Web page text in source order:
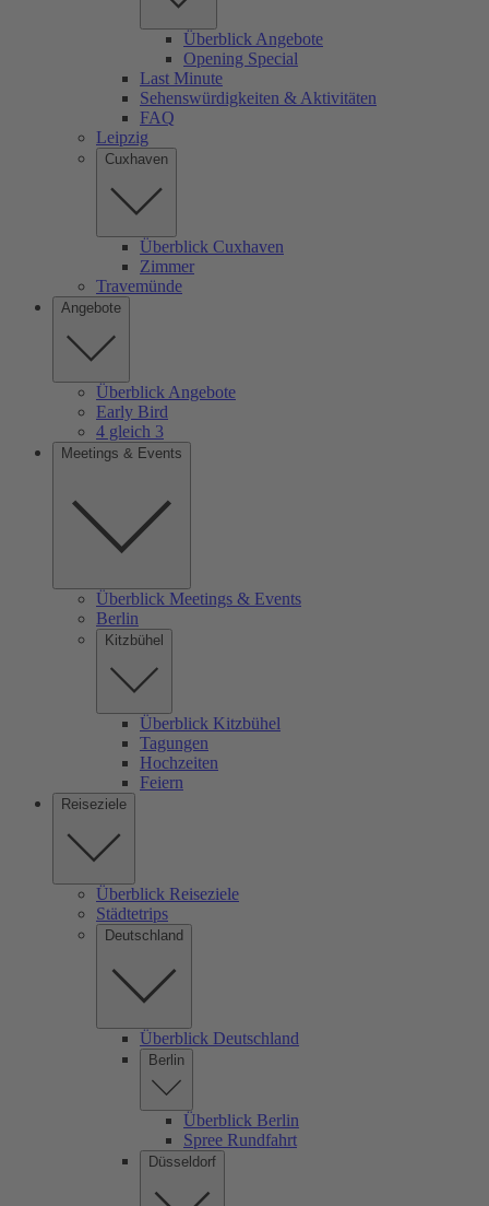
Überblick Angebote
Opening Special
Last Minute
Sehenswürdigkeiten & Aktivitäten
FAQ
Leipzig
Cuxhaven
Überblick Cuxhaven
Zimmer
Travemünde
Angebote
Überblick Angebote
Early Bird
4 gleich 3
Meetings & Events
Überblick Meetings & Events
Berlin
Kitzbühel
Überblick Kitzbühel
Tagungen
Hochzeiten
Feiern
Reiseziele
Überblick Reiseziele
Städtetrips
Deutschland
Überblick Deutschland
Berlin
Überblick Berlin
Spree Rundfahrt
Düsseldorf